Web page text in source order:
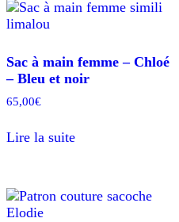
Sac à main femme – Chloé
– Bleu et noir
65,00€
Lire la suite